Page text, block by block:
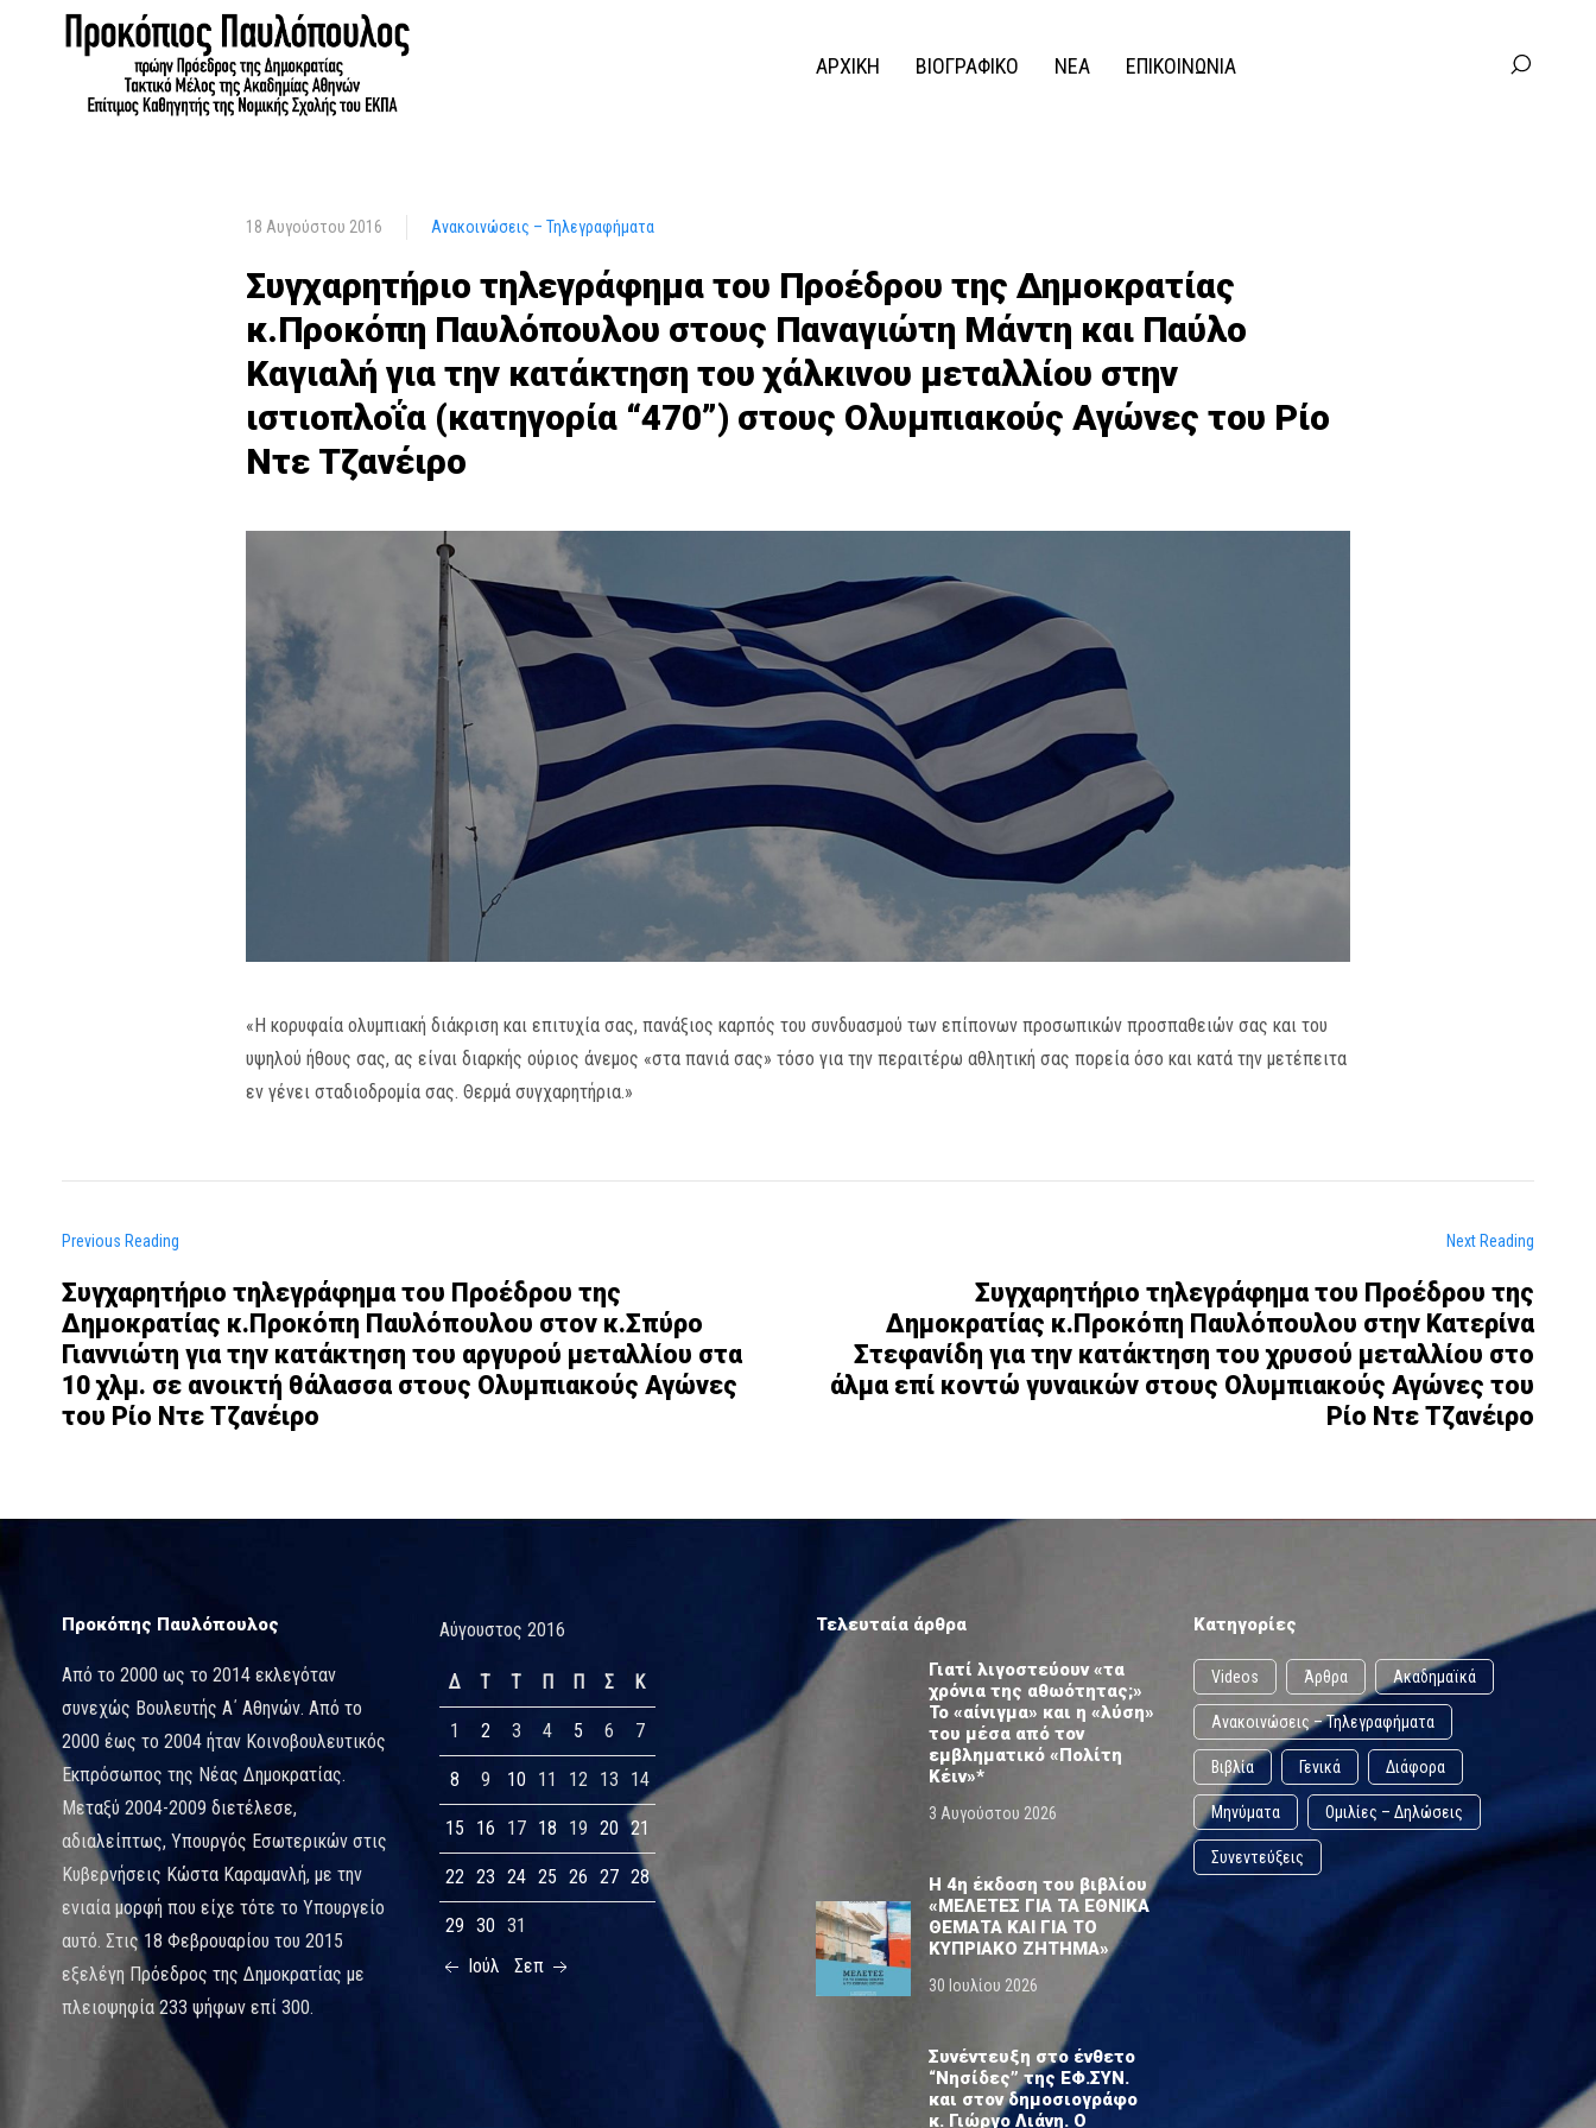
ΑΡΧΙΚΗ ΒΙΟΓΡΑΦΙΚΟ ΝΕΑ ΕΠΙΚΟΙΝΩΝΙΑ
18 Αυγούστου 2016 Ανακοινώσεις – Τηλεγραφήματα
Συγχαρητήριο τηλεγράφημα του Προέδρου της Δημοκρατίας
κ.Προκόπη Παυλόπουλου στους Παναγιώτη Μάντη και Παύλο
Καγιαλή για την κατάκτηση του χάλκινου μεταλλίου στην
ιστιοπλοΐα (κατηγορία “470”) στους Ολυμπιακούς Αγώνες του Ρίο
Ντε Τζανέιρο
«Η κορυφαία ολυμπιακή διάκριση και επιτυχία σας, πανάξιος καρπός του συνδυασμού των επίπονων προσωπικών προσπαθειών σας και του
υψηλού ήθους σας, ας είναι διαρκής ούριος άνεμος «στα πανιά σας» τόσο για την περαιτέρω αθλητική σας πορεία όσο και κατά την μετέπειτα
εν γένει σταδιοδρομία σας. Θερμά συγχαρητήρια.»
Previous Reading
Συγχαρητήριο τηλεγράφημα του Προέδρου της
Δημοκρατίας κ.Προκόπη Παυλόπουλου στον κ.Σπύρο
Γιαννιώτη για την κατάκτηση του αργυρού μεταλλίου στα
10 χλμ. σε ανοικτή θάλασσα στους Ολυμπιακούς Αγώνες
του Ρίο Ντε Τζανέιρο
Next Reading
Συγχαρητήριο τηλεγράφημα του Προέδρου της
Δημοκρατίας κ.Προκόπη Παυλόπουλου στην Κατερίνα
Στεφανίδη για την κατάκτηση του χρυσού μεταλλίου στο
άλμα επί κοντώ γυναικών στους Ολυμπιακούς Αγώνες του
Ρίο Ντε Τζανέιρο
Προκόπης Παυλόπουλος
Από το 2000 ως το 2014 εκλεγόταν
συνεχώς Βουλευτής Α΄ Αθηνών. Από το
2000 έως το 2004 ήταν Κοινοβουλευτικός
Εκπρόσωπος της Νέας Δημοκρατίας.
Μεταξύ 2004-2009 διετέλεσε,
αδιαλείπτως, Υπουργός Εσωτερικών στις
Κυβερνήσεις Κώστα Καραμανλή, με την
ενιαία μορφή που είχε τότε το Υπουργείο
αυτό. Στις 18 Φεβρουαρίου του 2015
εξελέγη Πρόεδρος της Δημοκρατίας με
πλειοψηφία 233 ψήφων επί 300.
Αύγουστος 2016
Δ Τ Τ Π Π Σ Κ
1 2 3 4 5 6 7
8 9 10 11 12 13 14
15 16 17 18 19 20 21
22 23 24 25 26 27 28
29 30 31
Ιούλ
Σεπ
Τελευταία άρθρα
Γιατί λιγοστεύουν «τα
χρόνια της αθωότητας;»
Το «αίνιγμα» και η «λύση»
του μέσα από τον
εμβληματικό «Πολίτη
Κέιν»*
3 Αυγούστου 2026
Η 4η έκδοση του βιβλίου
«ΜΕΛΕΤΕΣ ΓΙΑ ΤΑ ΕΘΝΙΚΑ
ΘΕΜΑΤΑ ΚΑΙ ΓΙΑ ΤΟ
ΚΥΠΡΙΑΚΟ ΖΗΤΗΜΑ»
30 Ιουλίου 2026
Συνέντευξη στο ένθετο
“Νησίδες” της ΕΦ.ΣΥΝ.
και στον δημοσιογράφο
κ. Γιώργο Λιάνη. Ο
Κατηγορίες
Videos Άρθρα Ακαδημαϊκά
Ανακοινώσεις – Τηλεγραφήματα
Βιβλία Γενικά Διάφορα
Μηνύματα Ομιλίες – Δηλώσεις
Συνεντεύξεις